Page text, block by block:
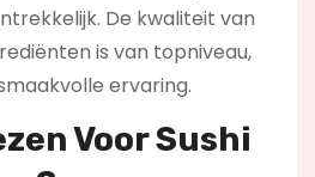
De kwaliteit van
is van topniveau,
ervaring.
Voor Sushi